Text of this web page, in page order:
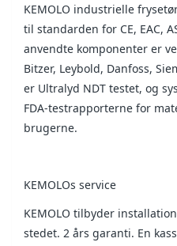
KEMOLO industrielle
til standarden for CE, EAC,
anvendte komponenter er
Bitzer, Leybold, Danfoss,
er Ultralyd NDT testet, og
FDA-testrapporterne for
brugerne.
KEMOLOs service
KEMOLO tilbyder
stedet. 2 års garanti. En